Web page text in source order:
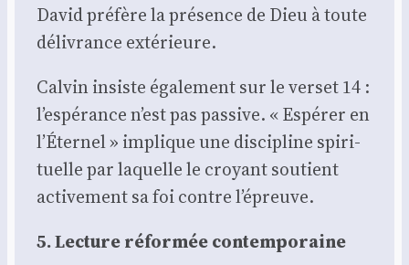
David pré­fère la pré­sence de Dieu à toute
déli­vrance exté­rieure.
Cal­vin insiste éga­le­ment sur le ver­set 14 :
l’espérance n’est pas pas­sive. « Espé­rer en
l’Éternel » implique une dis­ci­pline spi­ri­
tuelle par laquelle le croyant sou­tient
acti­ve­ment sa foi contre l’épreuve.
5. Lec­ture réfor­mée contem­po­raine